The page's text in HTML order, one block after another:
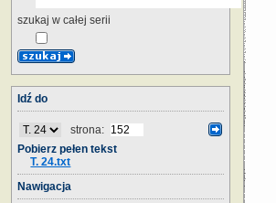
szukaj w całej serii
Idź do
strona:
Pobierz pełen tekst
T. 24.txt
Nawigacja